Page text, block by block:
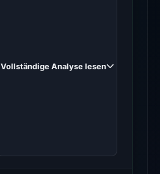
Mar
Vollständige Analyse lesen